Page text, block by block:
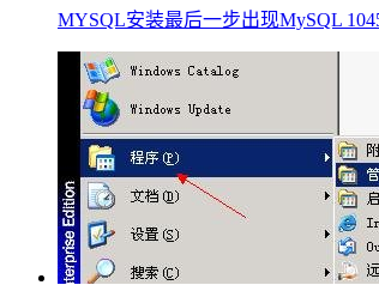
MYSQL安装最后一步出现MySQL